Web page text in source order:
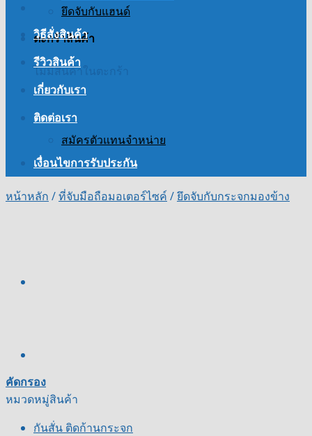
ตะกร้าสินค้า
ไม่มีสินค้าในตะกร้า
ยึดจับกับแฮนด์
วิธีสั่งสินค้า
รีวิวสินค้า
เกี่ยวกับเรา
ติดต่อเรา
สมัครตัวแทนจำหน่าย
เงื่อนไขการรับประกัน
หน้าหลัก /ที่จับมือถือมอเตอร์ไซค์ /ยึดจับกับกระจกมองข้าง
คัดกรอง
หมวดหมู่สินค้า
กันสั่น ติดก้านกระจก